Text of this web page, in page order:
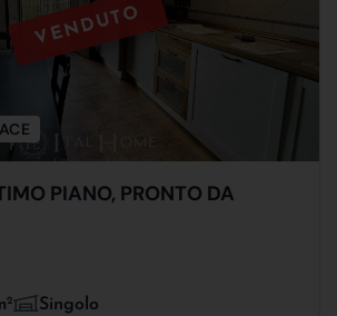
VENDUTO
PIANO, PRONTO DA
2 Singolo